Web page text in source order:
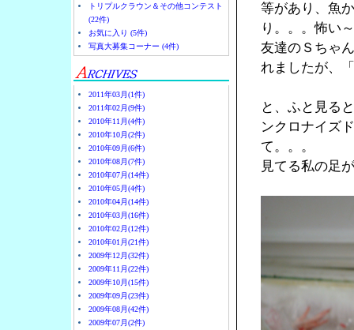
トリプルクラウン＆その他コンテスト
(22件)
お気に入り (5件)
写真大募集コーナー (4件)
2011年03月(1件)
2011年02月(9件)
2010年11月(4件)
2010年10月(2件)
2010年09月(6件)
2010年08月(7件)
2010年07月(14件)
2010年05月(4件)
2010年04月(14件)
2010年03月(16件)
2010年02月(12件)
2010年01月(21件)
2009年12月(32件)
2009年11月(22件)
2009年10月(15件)
2009年09月(23件)
2009年08月(42件)
2009年07月(2件)
等があり、魚
り。。。怖い～
友達のＳちゃ
れましたが、
と、ふと見る
ンクロナイズ
て。。。
見てる私の足